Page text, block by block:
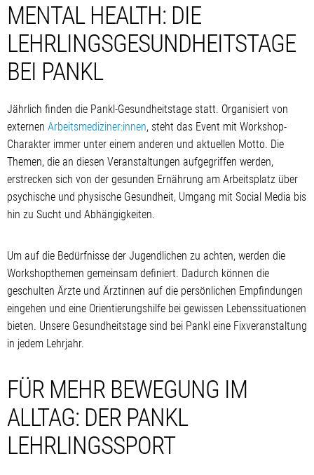
MENTAL HEALTH: DIE
LEHRLINGSGESUNDHEITSTAGE
BEI PANKL
Jährlich finden die Pankl-Gesundheitstage statt. Organisiert von
externen Arbeitsmediziner:innen, steht das Event mit Workshop-
Charakter immer unter einem anderen und aktuellen Motto. Die
Themen, die an diesen Veranstaltungen aufgegriffen werden,
erstrecken sich von der gesunden Ernährung am Arbeitsplatz über
psychische und physische Gesundheit, Umgang mit Social Media bis
hin zu Sucht und Abhängigkeiten.
Um auf die Bedürfnisse der Jugendlichen zu achten, werden die
Workshopthemen gemeinsam definiert. Dadurch können die
geschulten Ärzte und Ärztinnen auf die persönlichen Empfindungen
eingehen und eine Orientierungshilfe bei gewissen Lebenssituationen
bieten. Unsere Gesundheitstage sind bei Pankl eine Fixveranstaltung
in jedem Lehrjahr.
FÜR MEHR BEWEGUNG IM
ALLTAG: DER PANKL
LEHRLINGSSPORT